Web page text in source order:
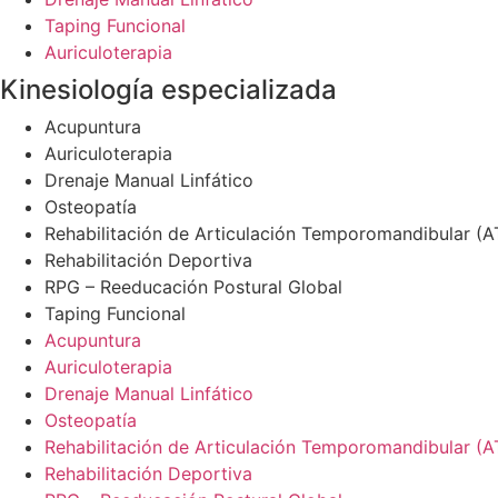
Taping Funcional
Auriculoterapia
Kinesiología especializada
Acupuntura
Auriculoterapia
Drenaje Manual Linfático
Osteopatía
Rehabilitación de Articulación Temporomandibular
Rehabilitación Deportiva
RPG – Reeducación Postural Global
Taping Funcional
Acupuntura
Auriculoterapia
Drenaje Manual Linfático
Osteopatía
Rehabilitación de Articulación Temporomandibular
Rehabilitación Deportiva